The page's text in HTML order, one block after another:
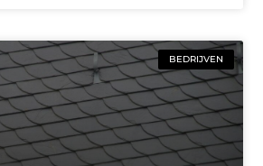
BEDRIJVEN